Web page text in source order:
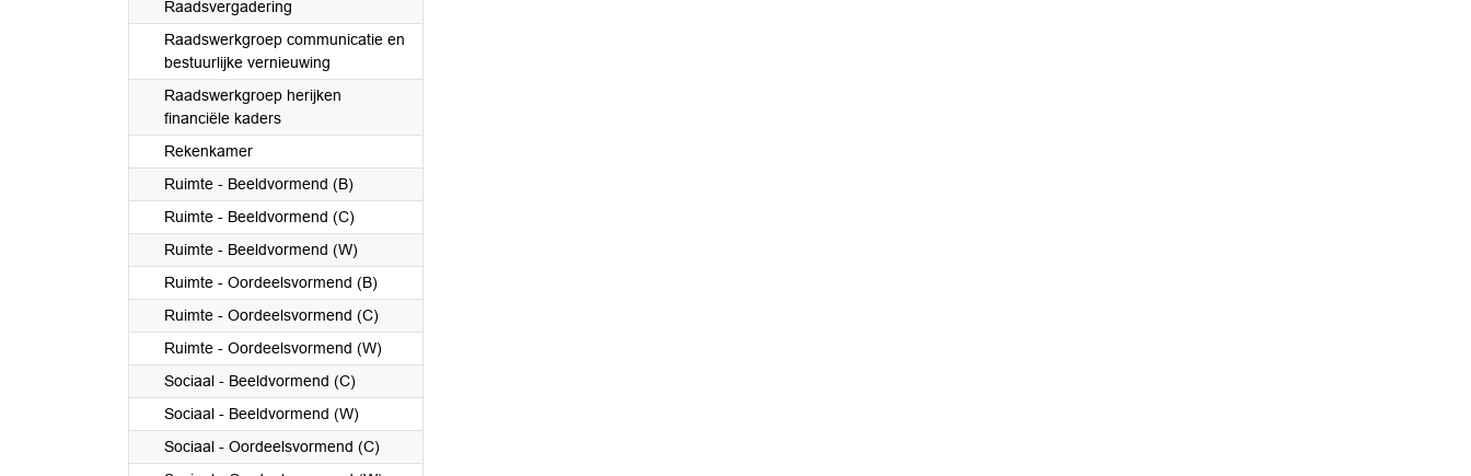
Raadsvergadering
Raadswerkgroep communicatie en
bestuurlijke vernieuwing
Raadswerkgroep herijken
financiële kaders
Rekenkamer
Ruimte - Beeldvormend (B)
Ruimte - Beeldvormend (C)
Ruimte - Beeldvormend (W)
Ruimte - Oordeelsvormend (B)
Ruimte - Oordeelsvormend (C)
Ruimte - Oordeelsvormend (W)
Sociaal - Beeldvormend (C)
Sociaal - Beeldvormend (W)
Sociaal - Oordeelsvormend (C)